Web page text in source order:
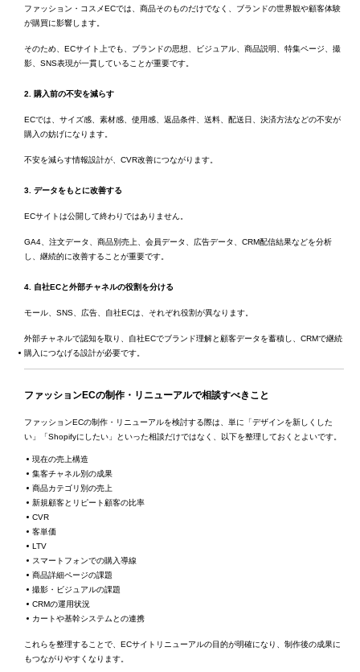
ファッション・コスメECでは、商品そのものだけでなく、ブランドの世界観や顧客体験
が購買に影響します。
そのため、ECサイト上でも、ブランドの思想、ビジュアル、商品説明、特集ページ、撮
影、SNS表現が一貫していることが重要です。
2. 購入前の不安を減らす
ECでは、サイズ感、素材感、使用感、返品条件、送料、配送日、決済方法などの不安が
購入の妨げになります。
不安を減らす情報設計が、CVR改善につながります。
3. データをもとに改善する
ECサイトは公開して終わりではありません。
GA4、注文データ、商品別売上、会員データ、広告データ、CRM配信結果などを分析
し、継続的に改善することが重要です。
4. 自社ECと外部チャネルの役割を分ける
モール、SNS、広告、自社ECは、それぞれ役割が異なります。
外部チャネルで認知を取り、自社ECでブランド理解と顧客データを蓄積し、CRMで継続
購入につなげる設計が必要です。
ファッションECの制作・リニューアルで相談すべきこと
ファッションECの制作・リニューアルを検討する際は、単に「デザインを新しくした
い」「Shopifyにしたい」といった相談だけではなく、以下を整理しておくとよいです。
現在の売上構造
集客チャネル別の成果
商品カテゴリ別の売上
新規顧客とリピート顧客の比率
CVR
客単価
LTV
スマートフォンでの購入導線
商品詳細ページの課題
撮影・ビジュアルの課題
CRMの運用状況
カートや基幹システムとの連携
これらを整理することで、ECサイトリニューアルの目的が明確になり、制作後の成果に
もつながりやすくなります。